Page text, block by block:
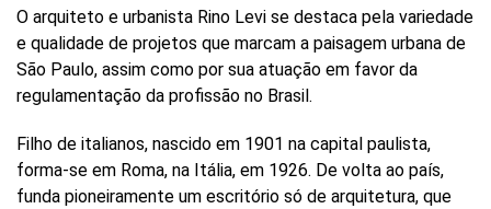
acessar?
Ver
ocupações
Sobre
projeto
Entrar
em
O arquiteto e urbanista Rino Levi se destaca pela variedade
e qualidade de projetos que marcam a paisagem urbana de
São Paulo, assim como por sua atuação em favor da
regulamentação da profissão no Brasil.
Filho de italianos, nascido em 1901 na capital paulista,
forma-se em Roma, na Itália, em 1926. De volta ao país,
funda pioneiramente um escritório só de arquitetura, que